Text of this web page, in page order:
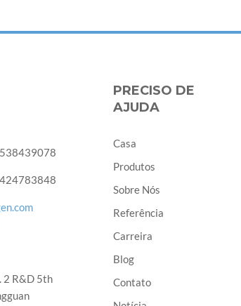
2 R&D 5th
PRECISO DE
AJUDA
Casa
Produtos
Sobre Nós
Referência
Carreira
Blog
Contato